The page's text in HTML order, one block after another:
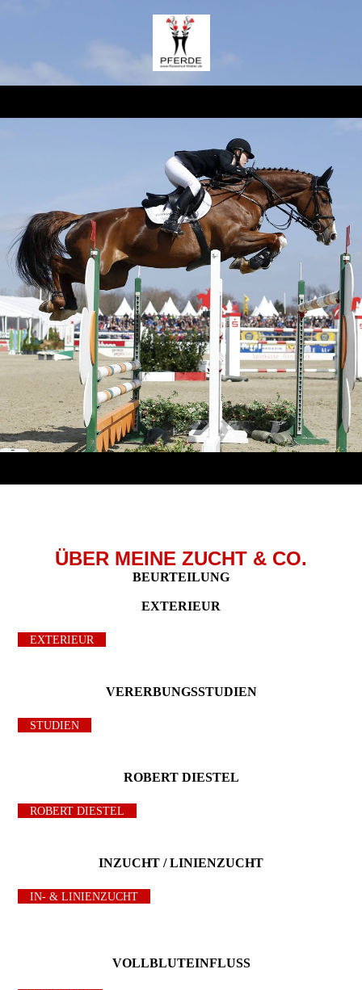
ÜBER MEINE ZUCHT & CO.
BEURTEILUNG
EXTERIEUR
EXTERIEUR
VERERBUNGSSTUDIEN
STUDIEN
ROBERT DIESTEL
ROBERT DIESTEL
INZUCHT / LINIENZUCHT
IN- & LINIENZUCHT
VOLLBLUTEINFLUSS